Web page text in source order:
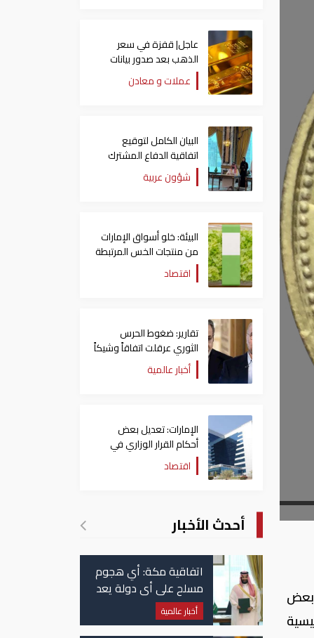
بعض
عاجل| قفزة في سعر
الذهب بعد صدور بيانات
الوظائف الأمريكية
عملات و معادن
البيان الكامل لتوقيع
اتفاقية الدفاع المشترك
بين السعودية وتركيا
وباكستان
شؤون عربية
البيئة: خلو أسواق الإمارات
من منتجات الخس المرتبطة
بتفشي داء السيكلوسبورا
اقتصاد
تقارير: ضغوط الحرس
الثوري عرقلت اتفاقاً وشيكاً
حول هرمز
أخبار عالمية
الإمارات: تعديل بعض
أحكام القرار الوزاري في
شأن الضريبة على الشركات
والأعمال
اقتصاد
أحدث الأخبار
اتفاقية مكة: أي هجوم
مسلح على أي دولة يعد
هجوما على الدول الثلاث
جميعا
أخبار عالمية